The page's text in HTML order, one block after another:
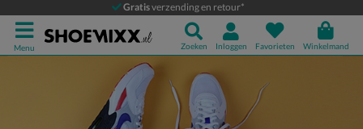
Gratisverzending en retour*
Menu Zoeken Inloggen Favorieten Winkelmand